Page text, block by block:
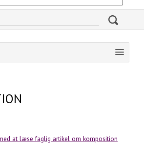
at læse faglig artikel om komposition